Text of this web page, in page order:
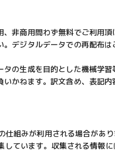
非商用問わず無料でご利用頂
デジタルデータでの再配布は
の生成を目的とした機械学習
かねます。訳文含め、表記内
組みが利用される場合があり
います。収集される情報に